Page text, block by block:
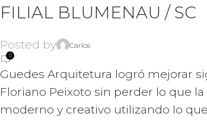
FILIAL BLUMENAU / SC
Posted by Carlos
0
Guedes Arquitetura logró mejorar
Floriano Peixoto sin perder lo que
moderno y creativo utilizando lo